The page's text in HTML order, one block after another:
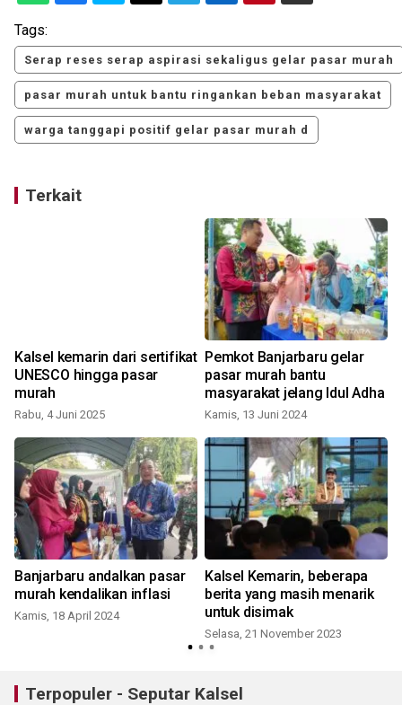
Tags:
Serap reses serap aspirasi sekaligus gelar pasar murah
pasar murah untuk bantu ringankan beban masyarakat
warga tanggapi positif gelar pasar murah d
Terkait
Kalsel kemarin dari sertifikat
UNESCO hingga pasar
murah
Rabu, 4 Juni 2025
Pemkot Banjarbaru gelar
pasar murah bantu
masyarakat jelang Idul Adha
Kamis, 13 Juni 2024
Banjarbaru andalkan pasar
murah kendalikan inflasi
Kamis, 18 April 2024
Kalsel Kemarin, beberapa
berita yang masih menarik
untuk disimak
Selasa, 21 November 2023
Terpopuler - Seputar Kalsel